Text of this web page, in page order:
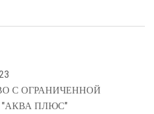
С ОГРАНИЧЕННОЙ
ПЛЮС"